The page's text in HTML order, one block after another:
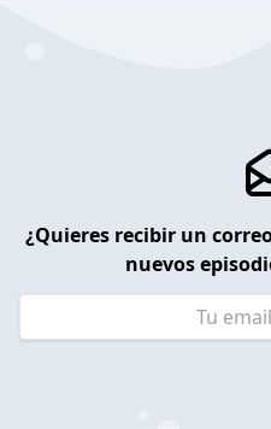
¿Quieres recibir un
nuevos